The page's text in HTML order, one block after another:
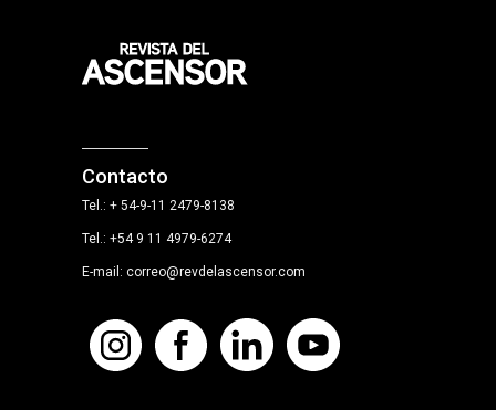
Contacto
Tel.: + 54-9-11 2479-8138
Tel.: +54 9 11 4979-6274
E-mail: correo@revdelascensor.com